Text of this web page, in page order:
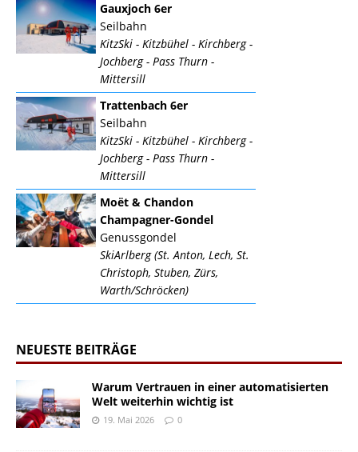
Gauxjoch 6er
Seilbahn
KitzSki - Kitzbühel - Kirchberg -
Jochberg - Pass Thurn -
Mittersill
Trattenbach 6er
Seilbahn
KitzSki - Kitzbühel - Kirchberg -
Jochberg - Pass Thurn -
Mittersill
Moët & Chandon
Champagner-Gondel
Genussgondel
SkiArlberg (St. Anton, Lech, St.
Christoph, Stuben, Zürs,
Warth/Schröcken)
NEUESTE BEITRÄGE
Warum Vertrauen in einer automatisierten
Welt weiterhin wichtig ist
19. Mai 2026 0